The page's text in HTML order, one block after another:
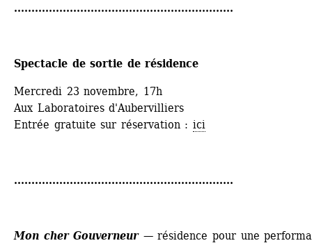
...............................................................
Spectacle de sortie de résidence
Mercredi 23 novembre, 17h
Aux Laboratoires d'Aubervilliers
Entrée gratuite sur réservation : ici
...............................................................
Mon cher Gouverneur — résidence pour une